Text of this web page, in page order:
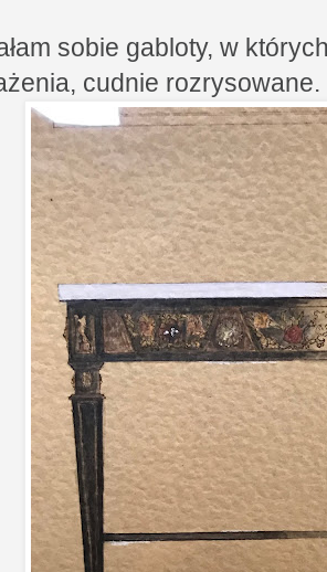
sobie gabloty, w
cudnie rozrysowane.